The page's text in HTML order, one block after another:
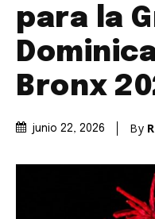
para la
Bronx
junio 22, 2026 By